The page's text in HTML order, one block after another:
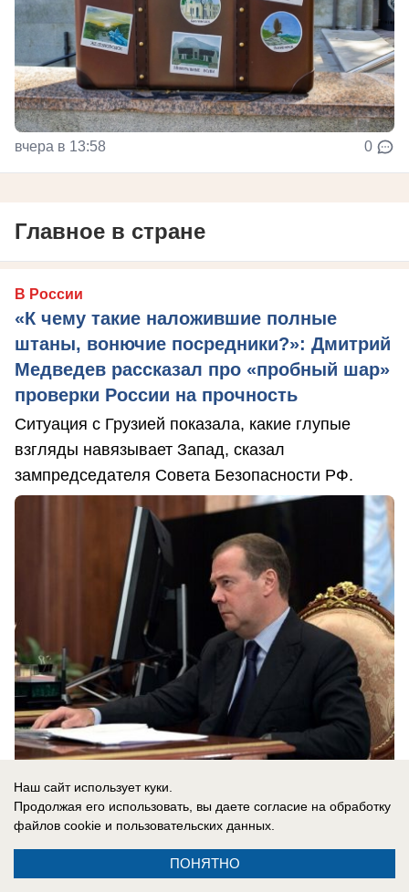
вчера в 13:58 0
Главное в стране
В России
«К чему такие наложившие полные
штаны, вонючие посредники?»: Дмитрий
Медведев рассказал про «пробный шар»
проверки России на прочность
Ситуация с Грузией показала, какие глупые
взгляды навязывает Запад, сказал
зампредседателя Совета Безопасности РФ.
08.08.2026
В России
Сербия поддерживает Украину: Вучич
Наш сайт использует куки.
Продолжая его использовать, вы даете согласие на обработку
файлов cookie и пользовательских данных.
ПОНЯТНО